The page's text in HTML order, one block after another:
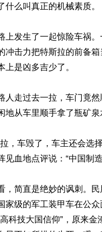
什么叫真正的机械素质。
上发生了一起惊险车祸
冲击力把特斯拉的前备
是凶多吉少了。
人走过去一拉，车门竟
地从车里顺手拿了瓶矿泉
，车毁了，车主还会选
血地点评说：“中国制
，简直是绝妙的讽刺。
家级的军工装甲车在公
科技大国信仰”，原来